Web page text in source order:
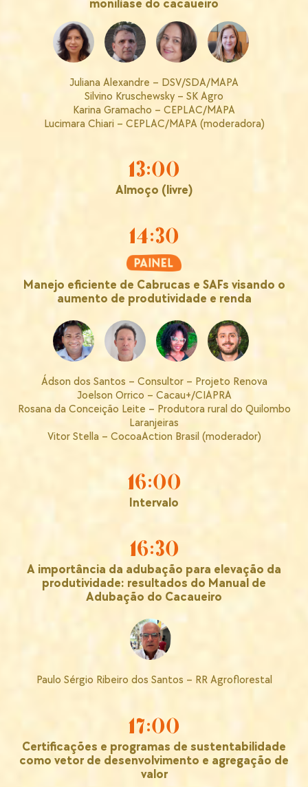
monilíase do cacaueiro
Juliana Alexandre – DSV/SDA/MAPA
Silvino Kruschewsky – SK Agro
Karina Gramacho – CEPLAC/MAPA
Lucimara Chiari – CEPLAC/MAPA (moderadora)
13:00
Almoço (livre)
14:30
Manejo eficiente de Cabrucas e SAFs visando o
aumento de produtividade e renda
Ádson dos Santos – Consultor – Projeto Renova
Joelson Orrico – Cacau+/CIAPRA
Rosana da Conceição Leite – Produtora rural do Quilombo
Laranjeiras
Vitor Stella – CocoaAction Brasil (moderador)
16:00
Intervalo
16:30
A importância da adubação para elevação da
produtividade: resultados do Manual de
Adubação do Cacaueiro
Paulo Sérgio Ribeiro dos Santos – RR Agroflorestal
17:00
Certificações e programas de sustentabilidade
como vetor de desenvolvimento e agregação de
valor